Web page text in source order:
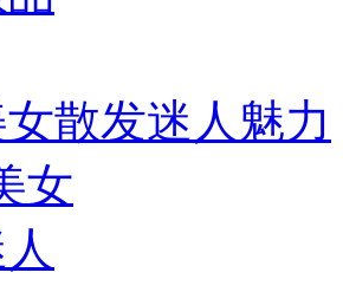
散发迷人魅力